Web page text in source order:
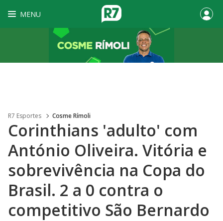
MENU
R7 Esportes Cosme Rímoli
Corinthians 'adulto' com
António Oliveira. Vitória e
sobrevivência na Copa do
Brasil. 2 a 0 contra o
competitivo São Bernardo